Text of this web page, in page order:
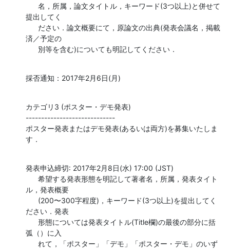
提出してく
済／予定の
      別等を含む)についても明記してください．
採否通知：2017年2月6日(月)
カテゴリ3 (ポスター・デモ発表)
-----------------------------
ポスター発表またはデモ発表(あるいは両方)を募集いたしま
す．
発表申込締切: 2017年2月8日(水) 17:00 (JST)
ル，発表概要
ださい．発表
弧（）に入